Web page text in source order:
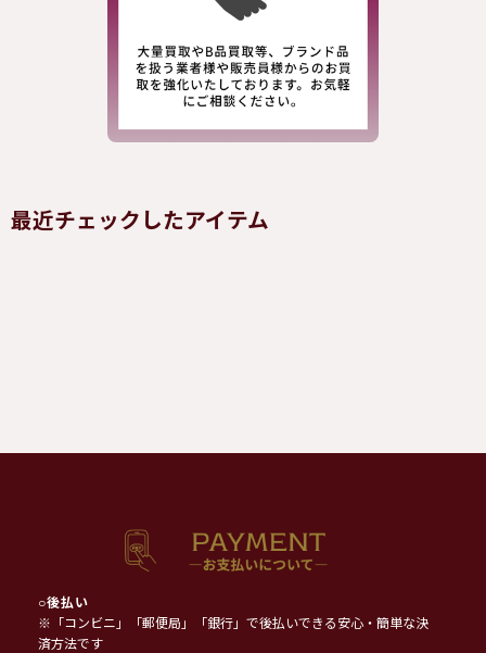
最近チェックしたアイテム
○後払い
※「コンビニ」「郵便局」「銀行」で後払いできる安心・簡単な決
済方法です